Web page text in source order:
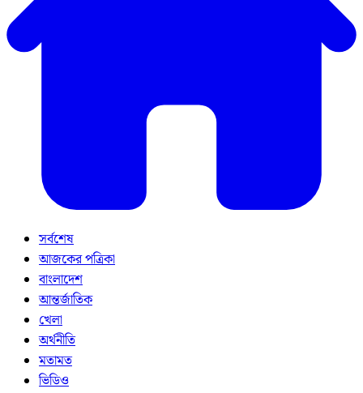
সর্বশেষ
আজকের পত্রিকা
বাংলাদেশ
আন্তর্জাতিক
খেলা
অর্থনীতি
মতামত
ভিডিও